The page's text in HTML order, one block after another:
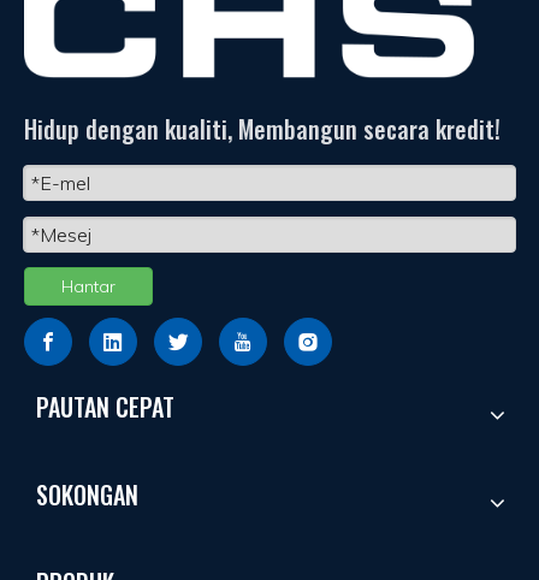
Hidup dengan kualiti, Membangun secara kredit!
Hantar
PAUTAN CEPAT
SOKONGAN